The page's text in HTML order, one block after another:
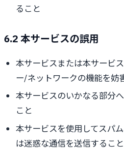
ること
6.2 本サービスの誤用
本サービスまたは本サービ
ー/ネットワークの機能を妨
本サービスのいかなる部分
こと
本サービスを使用してスパ
は迷惑な通信を送信すること